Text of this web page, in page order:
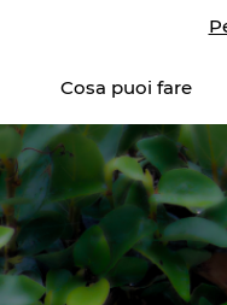
Cosa puoi fare